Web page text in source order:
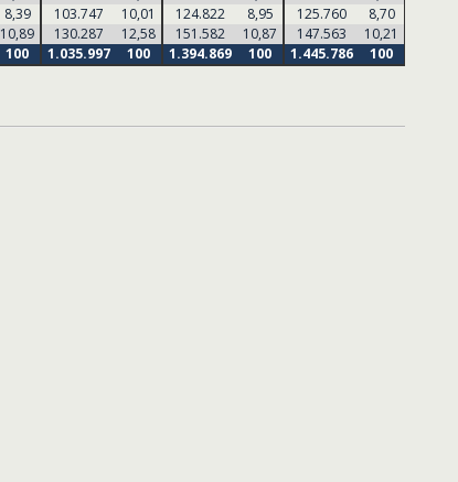
8,39 103.747 10,01 124.822 8,95 125.760 8,70
10,89 130.287 12,58 151.582 10,87 147.563 10,21
100 1.035.997 100 1.394.869 100 1.445.786 100